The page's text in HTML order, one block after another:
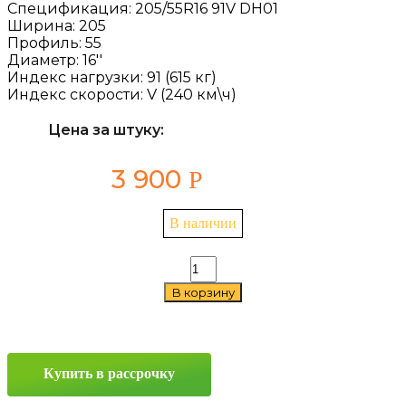
Спецификация: 205/55R16 91V DH01
Ширина: 205
Профиль: 55
Диаметр: 16''
Индекс нагрузки: 91 (615 кг)
Индекс скорости: V (240 км\ч)
Цена за штуку:
3 900 Р
В наличии
Количество
товара
Doublestar
91V
В корзину
Купить в рассрочку